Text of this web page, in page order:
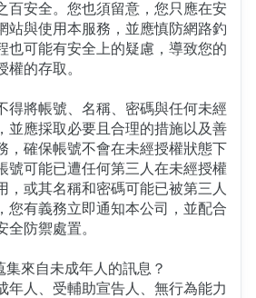
百安全。您也須留意，您只應在安
站與使用本服務，並應慎防網路釣
也可能有安全上的疑慮，導致您的
權的存取。
得將帳號、名稱、密碼與任何未經
並應採取必要且合理的措施以及善
，確保帳號不會在未經授權狀態下
號可能已遭任何第三人在未經授權
，或其名稱和密碼可能已被第三人
您有義務立即通知本公司，並配合
全防禦處置。
集來自未成年人的訊息？
年人、受輔助宣告人、無行為能力